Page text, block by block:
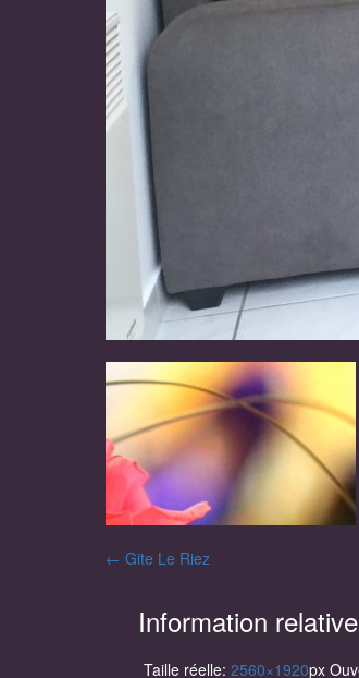
Navigation
des
articles
← Gite Le Riez
Information
Taille réelle: 2560×1920px